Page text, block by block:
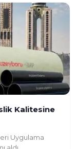
Kalitesine
Uygulama
aldı